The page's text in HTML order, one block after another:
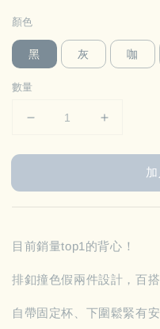
顏色
黑 灰 咖
數量
目前銷量top1的背心！
排釦撞色假兩件設計，百
自帶固定杯、下圍鬆緊有